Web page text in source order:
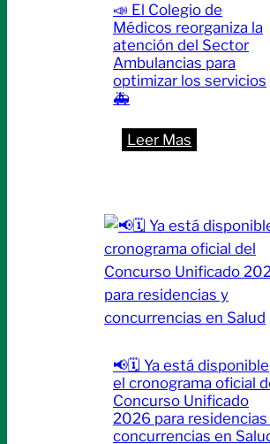
de
Residencias
y
📣 El Colegio de
Médicos reorganiza la
atención del Sector
Ambulancias para
optimizar los servicios
🚑
Leer Mas
de
Médicos
reorganiza
la
atención
Sector
para
optimizar
📢🗓️ Ya está disponible
el cronograma oficial
Concurso Unificado
2026 para residencias
concurrencias en